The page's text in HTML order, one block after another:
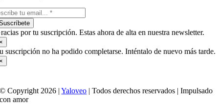
por tu suscripción. Estas ahora de alta en nuestra newsletter.
suscripción no ha podido completarse. Inténtalo de nuevo más tarde.
© Copyright 2026 |Yaloveo | Todos derechos reservados | Impulsado
con amor